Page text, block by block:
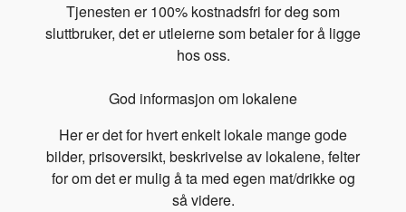
Tjenesten er 100% kostnadsfri for deg som
sluttbruker, det er utleierne som betaler for å ligge
hos oss.
God informasjon om lokalene
Her er det for hvert enkelt lokale mange gode
bilder, prisoversikt, beskrivelse av lokalene, felter
for om det er mulig å ta med egen mat/drikke og
så videre.